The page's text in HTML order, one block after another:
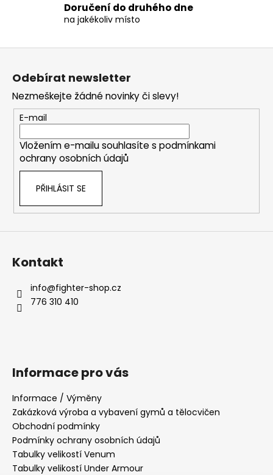
u
Doručení do druhého dne
na jakékoliv místo
Odebírat newsletter
Nezmeškejte žádné novinky či slevy!
E-mail
Vložením e-mailu souhlasíte s podmínkami
ochrany osobních údajů
PŘIHLÁSIT SE
Kontakt
info@fighter-shop.cz
776 310 410
Informace pro vás
Informace / Výměny
Zakázková výroba a vybavení gymů a tělocvičen
Obchodní podmínky
Podmínky ochrany osobních údajů
Tabulky velikostí Venum
Tabulky velikostí Under Armour